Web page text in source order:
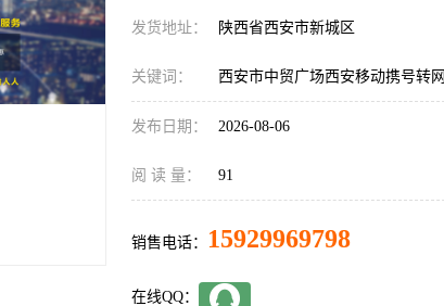
发货地址： 陕西省西安市新城区
关键词： 西安市中贸广场西安移动携号转网
发布日期： 2026-08-06
阅 读 量： 91
销售电话： 15929969798
在线QQ：